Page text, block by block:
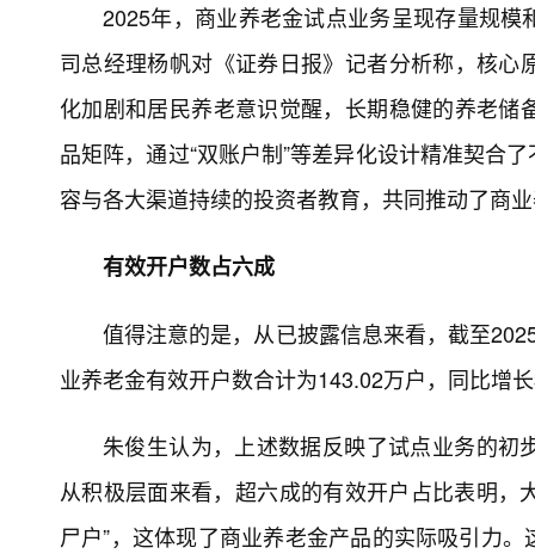
2025年，商业养老金试点业务呈现存量规
司总经理杨帆对《证券日报》记者分析称，核
化加剧和居民养老意识觉醒，长期稳健的养老
品矩阵，通过“双账户制”等差异化设计精准契合
容与各大渠道持续的投资者教育，共同推动了商
有效开户数占六成
值得注意的是，从已披露信息来看，截至
业养老金有效开户数合计为143.02万户，同比增
朱俊生认为，上述数据反映了试点业务的
从积极层面来看，超六成的有效开户占比表明，
尸户”，这体现了商业养老金产品的实际吸引力